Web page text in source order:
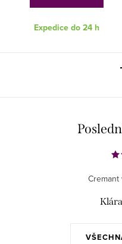
Expedice do 24 h
Cremant